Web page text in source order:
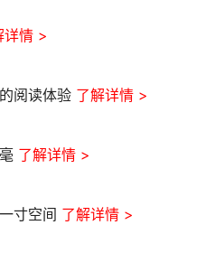
详情 >
阅读体验 了解详情 >
了解详情 >
寸空间 了解详情 >